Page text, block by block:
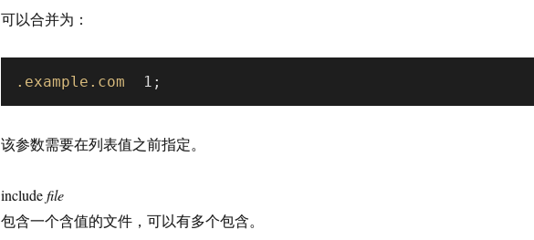
可以合并为：
.example .com
该参数需要在列表值之前指定。
includefile
包含一个含值的文件，可以有多个包含。